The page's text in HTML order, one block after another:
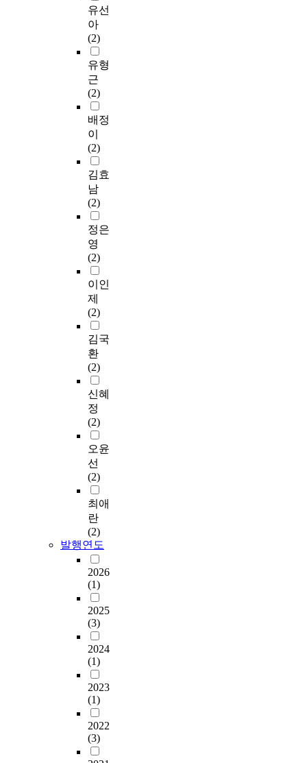
유선
아
(2)
유형
근
(2)
배정
이
(2)
김효
남
(2)
정은
영
(2)
이인
제
(2)
김국
환
(2)
신혜
정
(2)
오윤
선
(2)
최애
란
(2)
발행연도
2026
(1)
2025
(3)
2024
(1)
2023
(1)
2022
(3)